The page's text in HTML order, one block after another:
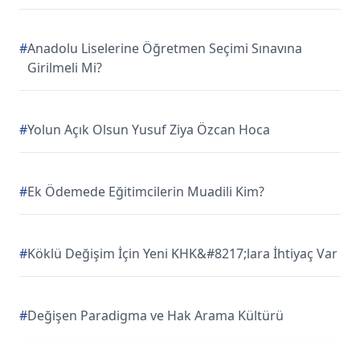
#Anadolu Liselerine Öğretmen Seçimi Sınavına
Girilmeli Mi?
#Yolun Açık Olsun Yusuf Ziya Özcan Hoca
#Ek Ödemede Eğitimcilerin Muadili Kim?
#Köklü Değişim İçin Yeni KHK&#8217;lara İhtiyaç Var
#Değişen Paradigma ve Hak Arama Kültürü